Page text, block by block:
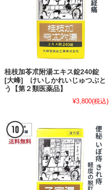
桂枝加苓朮附湯エキス錠240錠
[大峰] けいしかれいじゅつぶと
う【第２類医薬品】
¥3,800(税込)